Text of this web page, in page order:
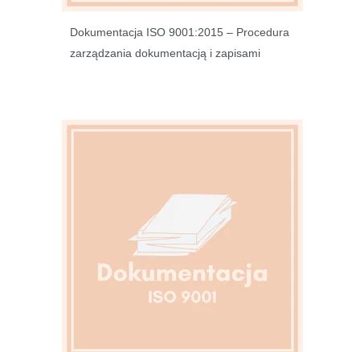
Dokumentacja ISO 9001:2015 – Procedura
zarządzania dokumentacją i zapisami